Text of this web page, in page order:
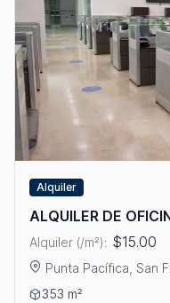
Alquiler
ALQUILER DE
Alquiler (/m²): $15.00
Punta Pacífica, San
Ver detalles: ALQUILER
353 m²